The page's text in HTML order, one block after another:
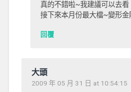
真的不錯啦~我建議可以去看
接下來本月份最大檔~變形
回覆
大頭
2009 年 05 月 31 日 at 10:54:15